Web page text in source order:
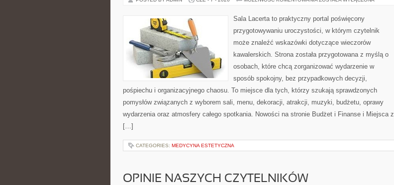
Sala Lacerta to praktyczny portal poświęcony
przygotowywaniu uroczystości, w którym czytelnik
może znaleźć wskazówki dotyczące wieczorów
kawalerskich. Strona została przygotowana z myślą o
osobach, które chcą zorganizować wydarzenie w
sposób spokojny, bez przypadkowych decyzji,
pośpiechu i organizacyjnego chaosu. To miejsce dla tych, którzy szukają sprawdzonych
pomysłów związanych z wyborem sali, menu, dekoracji, atrakcji, muzyki, budżetu, oprawy
wydarzenia oraz atmosfery całego spotkania. Nowości na stronie Budżet i Finanse i Miejsca z
[…]
CATEGORIES: MEDYCYNA ESTETYCZNA
OPINIE NASZYCH CZYTELNIKÓW